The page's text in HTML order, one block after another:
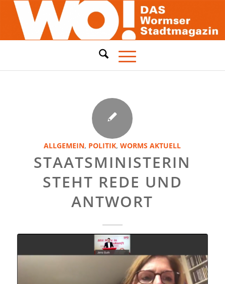
ALLGEMEIN, POLITIK,WORMS AKTUELL
STAATSMINISTERIN
STEHT REDE UND
ANTWORT